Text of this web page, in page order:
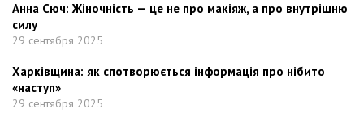
Анна Сюч: Жіночність — це не про макіяж, а про внутрішню
силу
29 сентября 2025
Харківщина: як спотворюється інформація про нібито
«наступ»
29 сентября 2025